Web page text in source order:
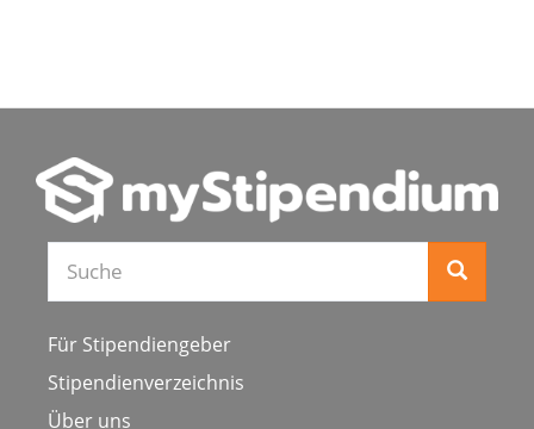
Suche
Für Stipendiengeber
Stipendienverzeichnis
Über uns